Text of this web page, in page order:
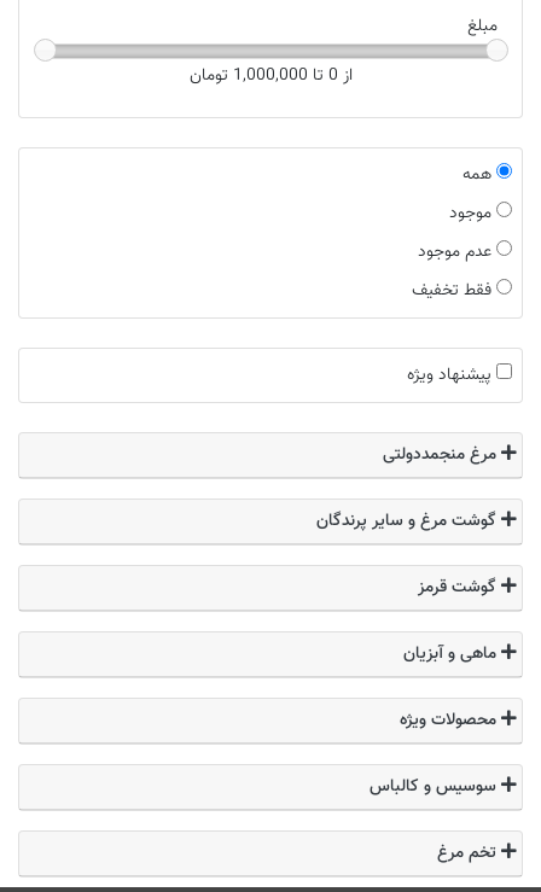
مبلغ
از 0 تا 1,000,000
تومان
همه
موجود
عدم موجود
فقط تخفیف
پیشنهاد ویژه
مرغ منجمددولتی
گوشت مرغ و سایر پرندگان
گوشت قرمز
ماهی و آبزیان
محصولات ویژه
سوسیس و کالباس
تخم مرغ